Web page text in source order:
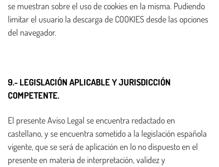
se muestran sobre el uso de cookies en la misma. Pudiendo
limitar el usuario la descarga de COOKIES desde las opciones
del navegador.
9.- LEGISLACIÓN APLICABLE Y JURISDICCIÓN
COMPETENTE.
El presente Aviso Legal se encuentra redactado en
castellano, y se encuentra sometido a la legislación española
vigente, que se será de aplicación en lo no dispuesto en el
presente en materia de interpretación, validez y